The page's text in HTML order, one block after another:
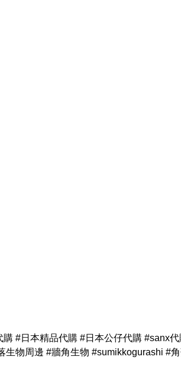
#日本精品代購 #日本公仔代購 #sanx
物周邊 #牆角生物 #sumikkogurashi #